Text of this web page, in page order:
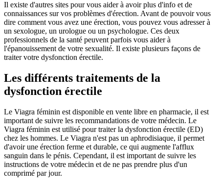
Il existe d'autres sites pour vous aider à avoir plus d'info et de
connaissances sur vos problèmes d'érection. Avant de pouvoir vous
dire comment vous avez une érection, vous pouvez vous adresser à
un sexologue, un urologue ou un psychologue. Ces deux
professionnels de la santé peuvent parfois vous aider à
l'épanouissement de votre sexualité. Il existe plusieurs façons de
traiter votre dysfonction érectile.
Les différents traitements de la
dysfonction érectile
Le Viagra féminin est disponible en vente libre en pharmacie, il est
important de suivre les recommandations de votre médecin. Le
Viagra féminin est utilisé pour traiter la dysfonction érectile (ED)
chez les hommes. Le Viagra n'est pas un aphrodisiaque, il permet
d'avoir une érection ferme et durable, ce qui augmente l'afflux
sanguin dans le pénis. Cependant, il est important de suivre les
instructions de votre médecin et de ne pas prendre plus d'un
comprimé par jour.